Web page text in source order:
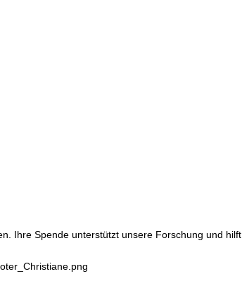
Ihre Spende unterstützt unsere Forschung und